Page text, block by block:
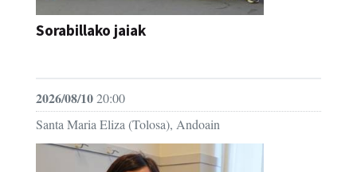
Sorabillako jaiak
2026/08/1020:00
Santa Maria Eliza (Tolosa), Andoain